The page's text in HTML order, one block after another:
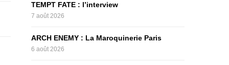
o
r
TEMPT FATE : l’interview
7 août 2026
ARCH ENEMY : La Maroquinerie Paris
6 août 2026